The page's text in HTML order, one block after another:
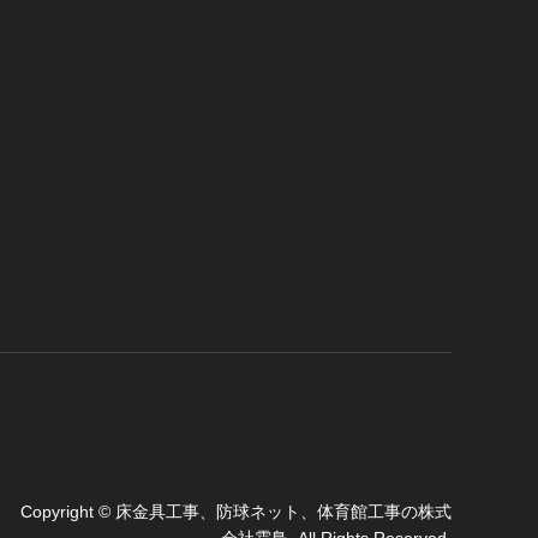
Copyright © 床金具工事、防球ネット、体育館工事の株式